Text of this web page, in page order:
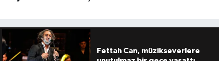
Fettah Can, müzikseverlere